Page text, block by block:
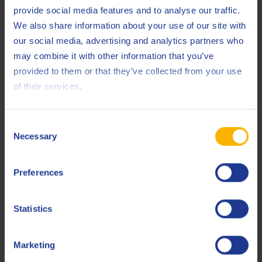
provide social media features and to analyse our traffic.
We also share information about your use of our site with
our social media, advertising and analytics partners who
may combine it with other information that you’ve
provided to them or that they’ve collected from your use
of their services.
Selection
Necessary
Preferences
Statistics
Marketing
extrêmes et continues ;
bonne résistance à la corrosion ;
propriétés de désaération remarquables ;
excellentes caractéristiques de filtrabilité.
Ce produit ne contient pas d’additifs EP au soufre actif, au